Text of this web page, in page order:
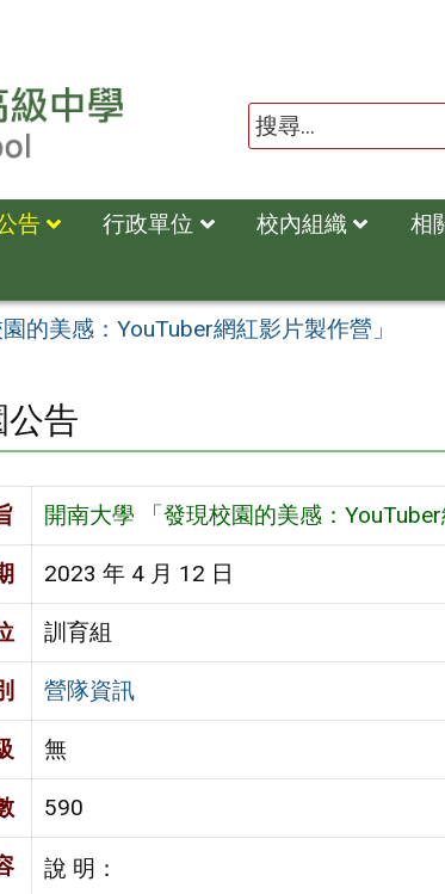
告 行政單位 校內組織 相
的美感：YouTuber網紅影片製作營」
公告
開南大學 「發現校園的美感：YouTuber
2023 年 4 月 12 日
訓育組
營隊資訊
無
590
說 明：